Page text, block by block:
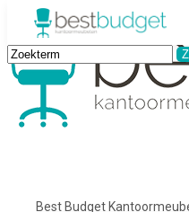
Best Budget